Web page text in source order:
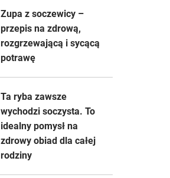
Zupa z soczewicy –
przepis na zdrową,
rozgrzewającą i sycącą
potrawę
Ta ryba zawsze
wychodzi soczysta. To
idealny pomysł na
zdrowy obiad dla całej
rodziny